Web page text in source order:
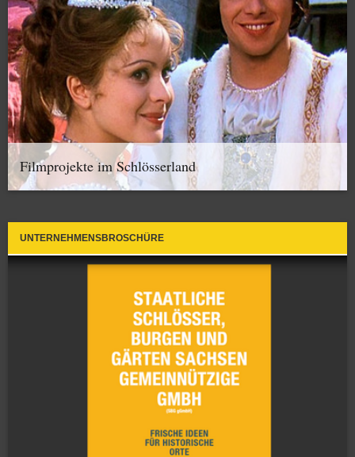
Filmprojekte im Schlösserland
UNTERNEHMENSBROSCHÜRE